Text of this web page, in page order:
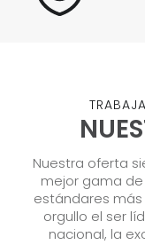
Nuestra oferta
mejor gama
estándares
orgullo el ser
nacional, la